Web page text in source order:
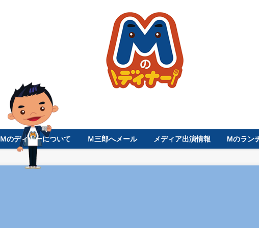
Ｍのディナーについて Ｍ三郎へメール メディア出演情報 Mのラン